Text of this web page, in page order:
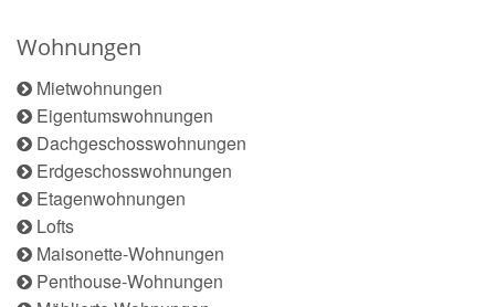
Wohnungen
Mietwohnungen
Eigentumswohnungen
Dachgeschosswohnungen
Erdgeschosswohnungen
Etagenwohnungen
Lofts
Maisonette-Wohnungen
Penthouse-Wohnungen